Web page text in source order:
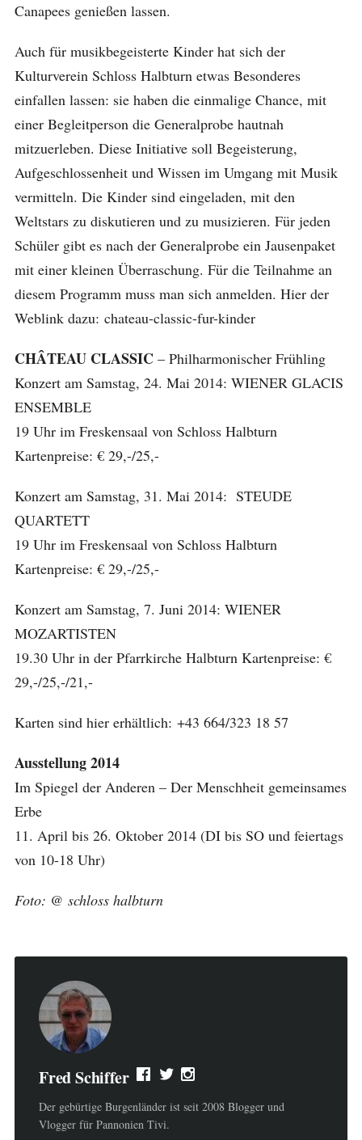
Canapees genießen lassen.
Auch für musikbegeisterte Kinder hat sich der
Kulturverein Schloss Halbturn etwas Besonderes
einfallen lassen: sie haben die einmalige Chance, mit
einer Begleitperson die Generalprobe hautnah
mitzuerleben. Diese Initiative soll Begeisterung,
Aufgeschlossenheit und Wissen im Umgang mit Musik
vermitteln. Die Kinder sind eingeladen, mit den
Weltstars zu diskutieren und zu musizieren. Für jeden
Schüler gibt es nach der Generalprobe ein Jausenpaket
mit einer kleinen Überraschung. Für die Teilnahme an
diesem Programm muss man sich anmelden. Hier der
Weblink dazu: chateau-classic-fur-kinder
CHÂTEAU CLASSIC– Philharmonischer Frühling
Konzert am Samstag, 24. Mai 2014: WIENER GLACIS
ENSEMBLE
19 Uhr im Freskensaal von Schloss Halbturn
Kartenpreise: € 29,-/25,-
Konzert am Samstag, 31. Mai 2014: STEUDE
QUARTETT
19 Uhr im Freskensaal von Schloss Halbturn
Kartenpreise: € 29,-/25,-
Konzert am Samstag, 7. Juni 2014: WIENER
MOZARTISTEN
19.30 Uhr in der Pfarrkirche Halbturn Kartenpreise: €
29,-/25,-/21,-
Karten sind hier erhältlich: +43 664/323 18 57
Ausstellung 2014
Im Spiegel der Anderen – Der Menschheit gemeinsames
Erbe
11. April bis 26. Oktober 2014 (DI bis SO und feiertags
von 10-18 Uhr)
Foto: @ schloss halbturn
Fred Schiffer
Der gebürtige Burgenländer ist seit 2008 Blogger und
Vlogger für Pannonien Tivi.